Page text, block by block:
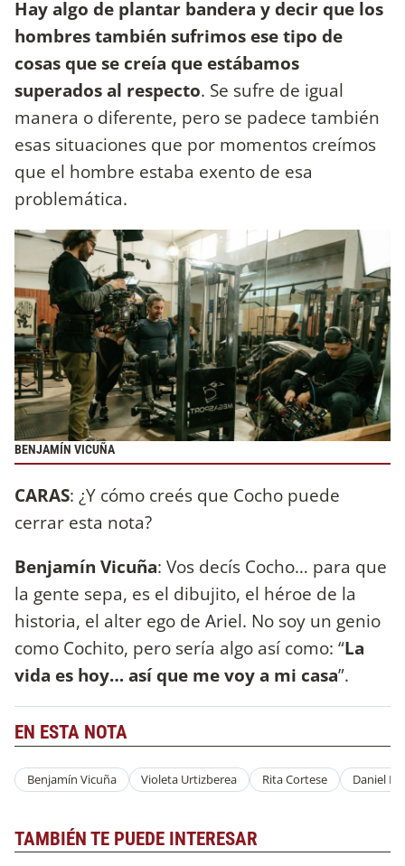
Hay algo de plantar bandera y decir que los
hombres también sufrimos ese tipo de
cosas que se creía que estábamos
superados al respecto. Se sufre de igual
manera o diferente, pero se padece también
esas situaciones que por momentos creímos
que el hombre estaba exento de esa
problemática.
BENJAMÍN VICUÑA
CARAS: ¿Y cómo creés que Cocho puede
cerrar esta nota?
Benjamín Vicuña: Vos decís Cocho… para que
la gente sepa, es el dibujito, el héroe de la
historia, el alter ego de Ariel. No soy un genio
como Cochito, pero sería algo así como: “La
vida es hoy… así que me voy a mi casa”.
EN ESTA NOTA
Benjamín Vicuña Violeta Urtizberea Rita Cortese Daniel
TAMBIÉN TE PUEDE INTERESAR